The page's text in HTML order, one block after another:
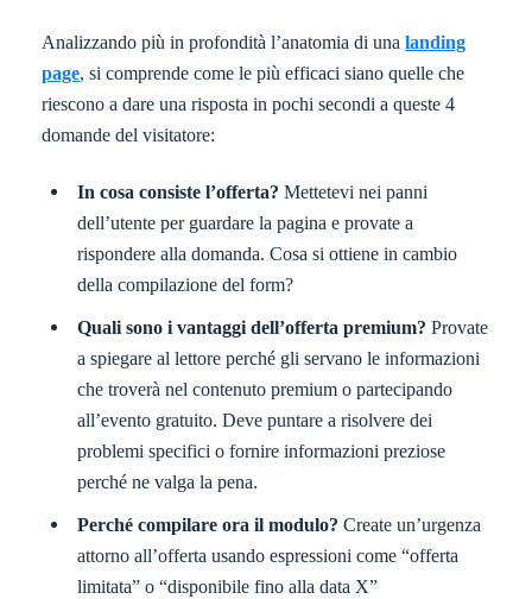
Analizzando più in profondità l’anatomia di una landing
page, si comprende come le più efficaci siano quelle che
riescono a dare una risposta in pochi secondi a queste 4
domande del visitatore:
In cosa consiste l’offerta? Mettetevi nei panni
dell’utente per guardare la pagina e provate a
rispondere alla domanda. Cosa si ottiene in cambio
della compilazione del form?
Quali sono i vantaggi dell’offerta premium? Provate
a spiegare al lettore perché gli servano le informazioni
che troverà nel contenuto premium o partecipando
all’evento gratuito. Deve puntare a risolvere dei
problemi specifici o fornire informazioni preziose
perché ne valga la pena.
Perché compilare ora il modulo? Create un’urgenza
attorno all’offerta usando espressioni come “offerta
limitata” o “disponibile fino alla data X”